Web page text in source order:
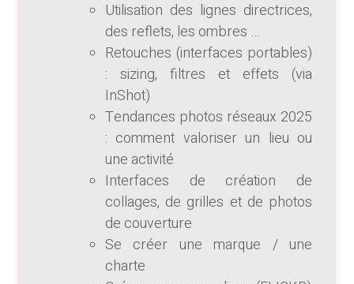
Utilisation des lignes directrices,
des reflets, les ombres …
Retouches (interfaces portables)
: sizing, filtres et effets (via
InShot)
Tendances photos réseaux 2025
: comment valoriser un lieu ou
une activité
Interfaces de création de
collages, de grilles et de photos
de couverture
Se créer une marque / une
charte